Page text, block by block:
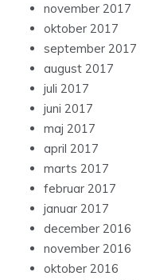
november 2017
oktober 2017
september 2017
august 2017
juli 2017
juni 2017
maj 2017
april 2017
marts 2017
februar 2017
januar 2017
december 2016
november 2016
oktober 2016